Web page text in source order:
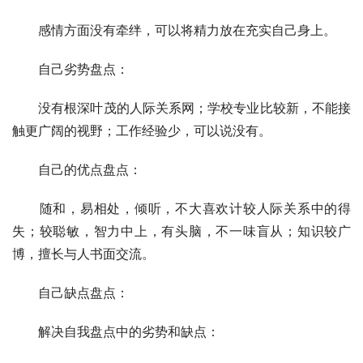
感情方面没有牵绊，可以将精力放在充实自己身上。
自己劣势盘点：
没有根深叶茂的人际关系网；学校专业比较新，不能接
触更广阔的视野；工作经验少，可以说没有。
自己的优点盘点：
随和，易相处，倾听，不大喜欢计较人际关系中的得
失；较聪敏，智力中上，有头脑，不一味盲从；知识较广
博，擅长与人书面交流。
自己缺点盘点：
解决自我盘点中的劣势和缺点：